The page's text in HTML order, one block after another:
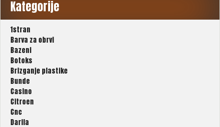
Kategorije
1stran
Barva za obrvi
Bazeni
Botoks
Brizganje plastike
Bunde
Casino
Citroen
Cnc
Darila